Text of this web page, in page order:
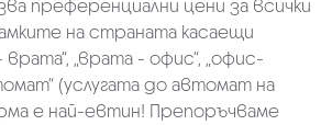
преференциални цени за всички
на страната касаещи
врата“, „врата - офис“, „oфис-
(услугата до автомат на
е най-евтин! Препоръчваме